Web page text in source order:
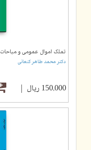
تملک اموال عمومی و مباحات
دکتر محمد طاهر کنعانی
150,000 ریال